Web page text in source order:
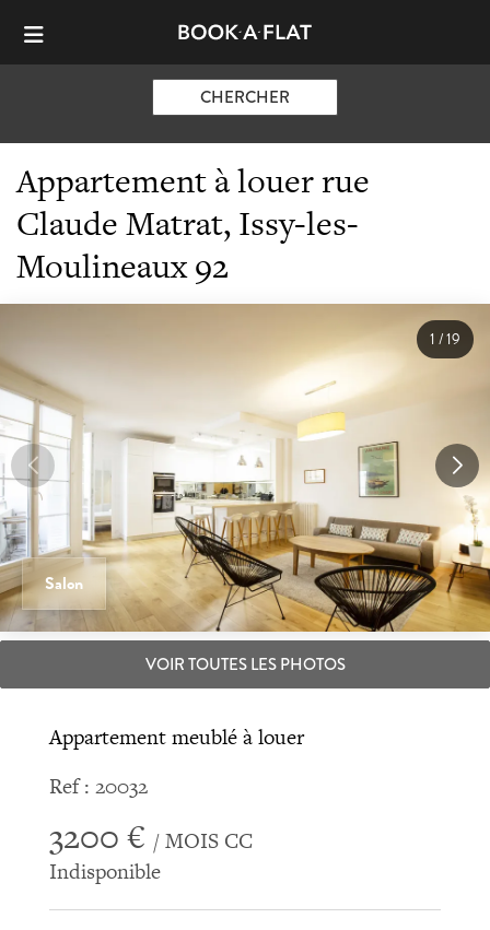
CHERCHER
Appartement à louer rue
Claude Matrat, Issy-les-
Moulineaux 92
Salon
1/19
VOIR TOUTES LES PHOTOS
Appartement meublé à louer
Ref : 20032
3200 € / MOIS CC
Indisponible